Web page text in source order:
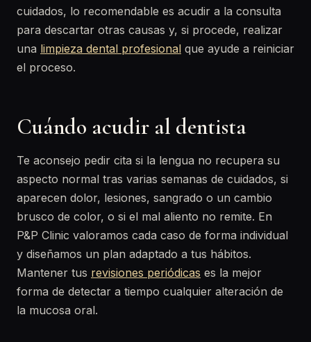
cuidados, lo recomendable es acudir a la consulta
para descartar otras causas y, si procede, realizar
una limpieza dental profesional que ayude a reiniciar
el proceso.
Cuándo acudir al dentista
Te aconsejo pedir cita si la lengua no recupera su
aspecto normal tras varias semanas de cuidados, si
aparecen dolor, lesiones, sangrado o un cambio
brusco de color, o si el mal aliento no remite. En
P&P Clinic valoramos cada caso de forma individual
y diseñamos un plan adaptado a tus hábitos.
Mantener tus revisiones periódicas es la mejor
forma de detectar a tiempo cualquier alteración de
la mucosa oral.